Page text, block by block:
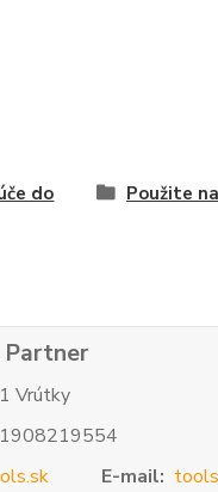
do
Použite
Partner
Vrútky
E-mail: